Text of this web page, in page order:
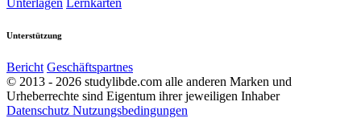
Unterstützung
Bericht Geschäftspartnes
© 2013 - 2026 studylibde.com alle anderen Marken und
Urheberrechte sind Eigentum ihrer jeweiligen Inhaber
Datenschutz Nutzungsbedingungen